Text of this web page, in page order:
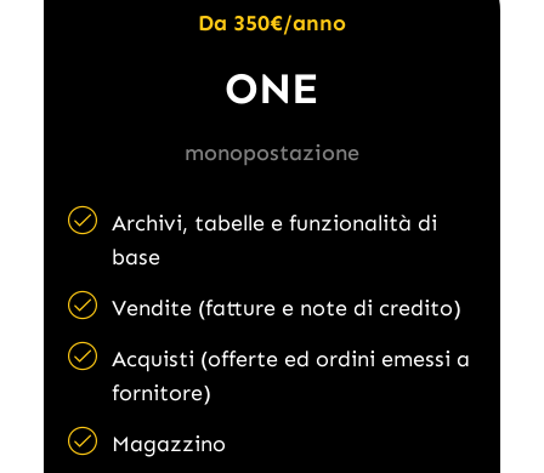
Da 350€/anno
ONE
monopostazione
Archivi, tabelle e funzionalità di
base
Vendite (fatture e note di credito)
Acquisti (offerte ed ordini emessi a
fornitore)
Magazzino